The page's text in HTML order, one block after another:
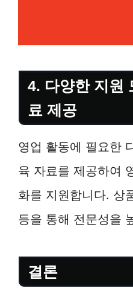
4. 다양한 지원
료 제공
영업 활동에 필요한
육 자료를 제공하여
화를 지원합니다. 상
등을 통해 전문성을
결론